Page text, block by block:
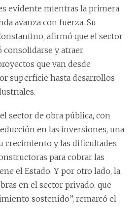
evidente mientras la primera
avanza con fuerza. Su
afirmó que el sector
y atraer
que van desde
superficie hasta desarrollos
sector de obra pública, con
en las inversiones, una
crecimiento y las dificultades
para cobrar las
el Estado. Y por otro lado, la
en el sector privado, que
sostenido”, remarcó el